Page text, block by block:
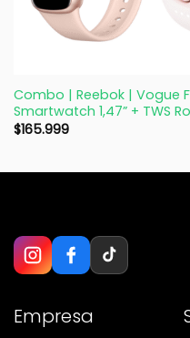
Combo | Reebok | Vogue
Smartwatch 1,47” + TWS
$165.999
Empresa